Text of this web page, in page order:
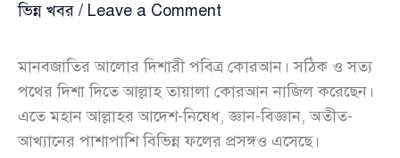
ভিন্ন খবর / Leave a Comment
মানবজাতির আলোর দিশারী পবিত্র কোরআন। সঠিক ও সত্য
পথের দিশা দিতে আল্লাহ তায়ালা কোরআন নাজিল করেছেন।
এতে মহান আল্লাহর আদেশ-নিষেধ, জ্ঞান-বিজ্ঞান, অতীত-
আখ্যানের পাশাপাশি বিভিন্ন ফলের প্রসঙ্গও এসেছে।